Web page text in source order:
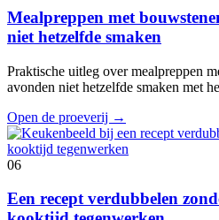
Mealpreppen met
niet hetzelfde smaken
Praktische uitleg over mealpreppen
avonden niet hetzelfde smaken met
Open de proeverij →
06
Een recept verdubbelen